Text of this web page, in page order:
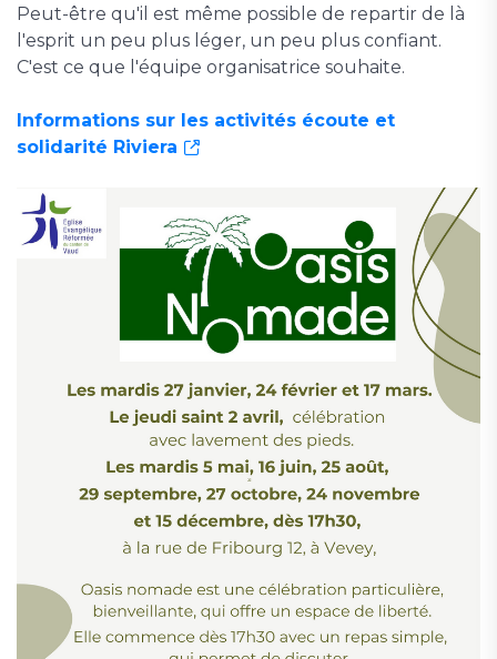
Peut-être qu'il est même possible de repartir de là
l'esprit un peu plus léger, un peu plus confiant.
C'est ce que l'équipe organisatrice souhaite.
Informations sur les activités écoute et
solidarité Riviera